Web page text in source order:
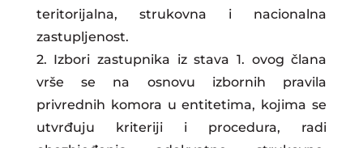
teritorijalna, strukovna i nacionalna
zastupljenost.
2. Izbori zastupnika iz stava 1. ovog člana
vrše se na osnovu izbornih pravila
privrednih komora u entitetima, kojima se
utvrđuju kriteriji i procedura, radi